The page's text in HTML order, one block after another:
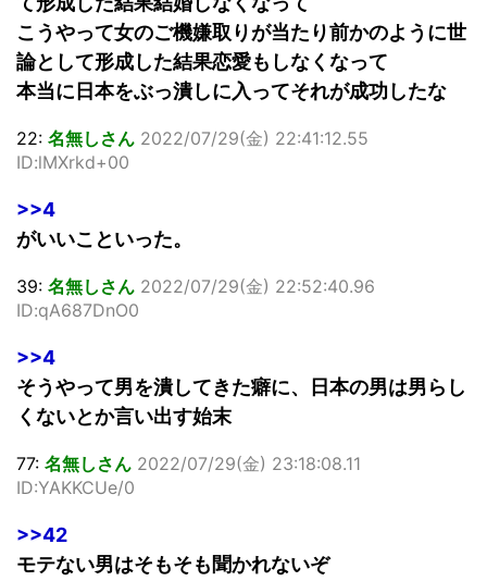
こうやって女のご機嫌取りが当たり前かのように世
論として形成した結果恋愛もしなくなって
本当に日本をぶっ潰しに入ってそれが成功したな
22: 名無しさん 2022/07/29(金) 22:41:12.55
ID:lMXrkd+00
>>4
がいいこといった。
39: 名無しさん 2022/07/29(金) 22:52:40.96
ID:qA687DnO0
>>4
そうやって男を潰してきた癖に、日本の男は男らし
くないとか言い出す始末
77: 名無しさん 2022/07/29(金) 23:18:08.11
ID:YAKKCUe/0
>>42
モテない男はそもそも聞かれないぞ